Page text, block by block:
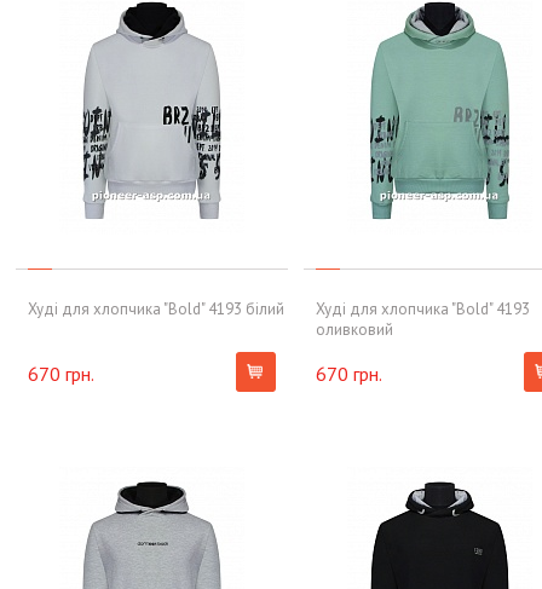
Худі для хлопчика "Bold" 4193 білий
670 грн.
Худі для хлопчика "Bold" 4193
оливковий
670 грн.